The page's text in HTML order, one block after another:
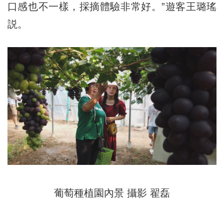
口感也不一樣，採摘體驗非常好。”遊客王璐瑤
説。
葡萄種植園內景 攝影 翟磊